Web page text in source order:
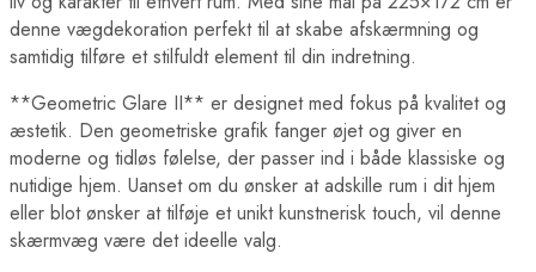
denne vægdekoration perfekt til at skabe afskærmning og
samtidig tilføre et stilfuldt element til din indretning.
**Geometric Glare II** er designet med fokus på kvalitet og
æstetik. Den geometriske grafik fanger øjet og giver en
moderne og tidløs følelse, der passer ind i både klassiske og
nutidige hjem. Uanset om du ønsker at adskille rum i dit hjem
eller blot ønsker at tilføje et unikt kunstnerisk touch, vil denne
skærmvæg være det ideelle valg.